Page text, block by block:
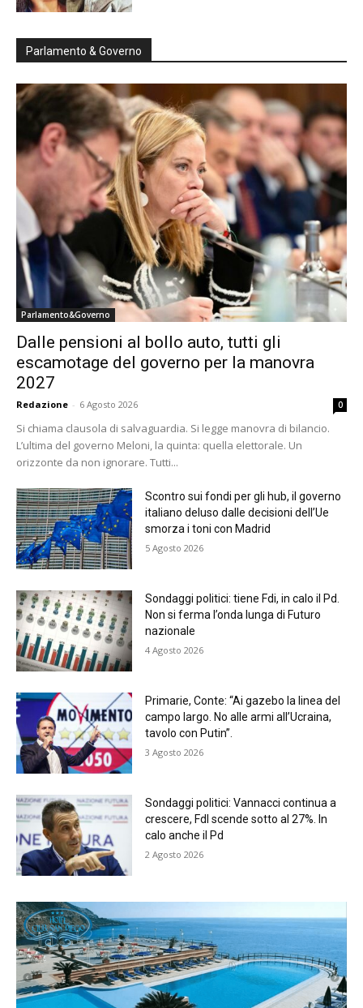
Parlamento & Governo
Parlamento&Governo
Dalle pensioni al bollo auto, tutti gli
escamotage del governo per la manovra
2027
Redazione - 6 Agosto 2026 0
Si chiama clausola di salvaguardia. Si legge manovra di bilancio.
L’ultima del governo Meloni, la quinta: quella elettorale. Un
orizzonte da non ignorare. Tutti...
Scontro sui fondi per gli hub, il governo
italiano deluso dalle decisioni dell’Ue
smorza i toni con Madrid
5 Agosto 2026
Sondaggi politici: tiene Fdi, in calo il Pd.
Non si ferma l’onda lunga di Futuro
nazionale
4 Agosto 2026
Primarie, Conte: “Ai gazebo la linea del
campo largo. No alle armi all’Ucraina,
tavolo con Putin”.
3 Agosto 2026
Sondaggi politici: Vannacci continua a
crescere, FdI scende sotto al 27%. In
calo anche il Pd
2 Agosto 2026